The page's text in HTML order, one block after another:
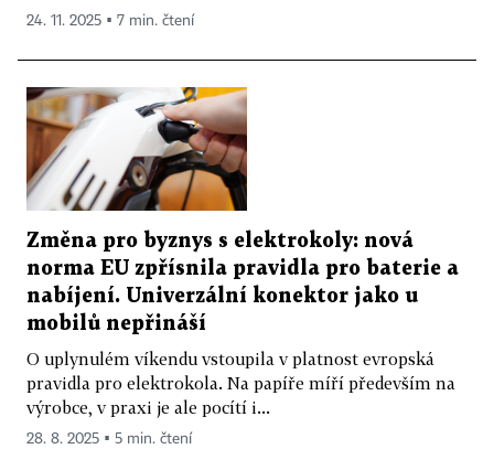
24. 11. 2025 ▪ 7 min. čtení
Změna pro byznys s elektrokoly: nová
norma EU zpřísnila pravidla pro baterie a
nabíjení. Univerzální konektor jako u
mobilů nepřináší
O uplynulém víkendu vstoupila v platnost evropská
pravidla pro elektrokola. Na papíře míří především na
výrobce, v praxi je ale pocítí i...
28. 8. 2025 ▪ 5 min. čtení